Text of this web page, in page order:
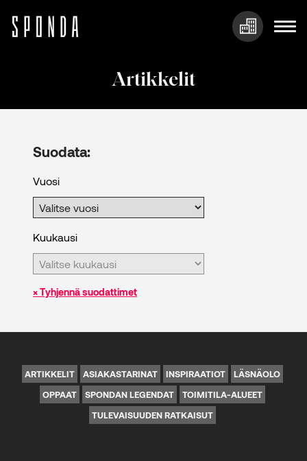
Artikkelit
Suodata:
Vuosi
Kuukausi
× Tyhjennä suodattimet
ARTIKKELIT ASIAKASTARINAT INSPIRAATIOT
LÄSNÄOLO
OPPAAT
SPONDAN LEGENDAT
TOIMITILA-ALUEET
TULEVAISUUDEN RATKAISUT